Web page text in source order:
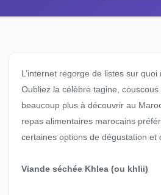
L’internet regorge de listes sur quoi
Oubliez la célèbre tagine, couscous
beaucoup plus à découvrir au
repas alimentaires marocains
certaines options de dégustation et
Viande séchée Khlea (ou khlii)